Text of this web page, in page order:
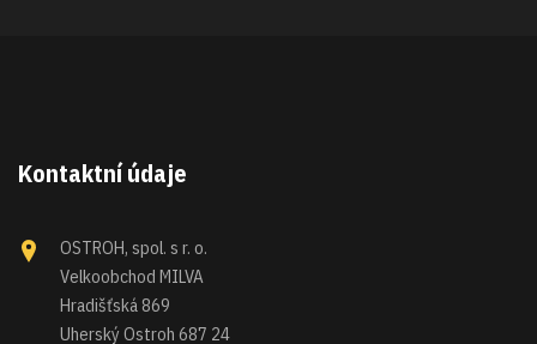
Kontaktní údaje
OSTROH, spol. s r. o.
Velkoobchod MILVA
Hradišťská 869
Uherský Ostroh 687 24